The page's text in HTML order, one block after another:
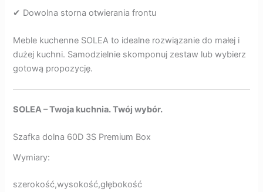
✔ Dowolna storna otwierania frontu
Meble kuchenne SOLEA to idealne rozwiązanie do małej i
dużej kuchni. Samodzielnie skomponuj zestaw lub wybierz
gotową propozycję.
SOLEA – Twoja kuchnia. Twój wybór.
Szafka dolna 60D 3S Premium Box
Wymiary:
szerokość,wysokość,głębokość